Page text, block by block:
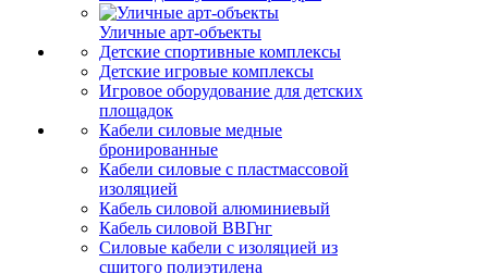
Уличные арт-объекты
Детские спортивные комплексы
Детские игровые комплексы
Игровое оборудование для детских
площадок
Кабели силовые медные
бронированные
Кабели силовые с пластмассовой
изоляцией
Кабель силовой алюминиевый
Кабель силовой ВВГнг
Силовые кабели с изоляцией из
сшитого полиэтилена